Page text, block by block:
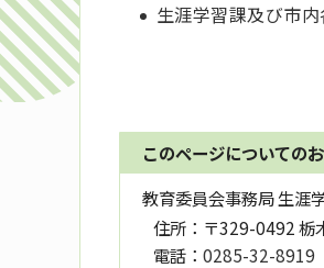
生涯学習課及び市
このページについての
教育委員会事務局 生涯
住所： 〒329-0492 栃
電話： 0285-32-8919